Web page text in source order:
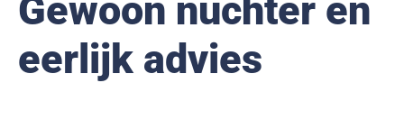
Gewoon nuchter en
eerlijk advies